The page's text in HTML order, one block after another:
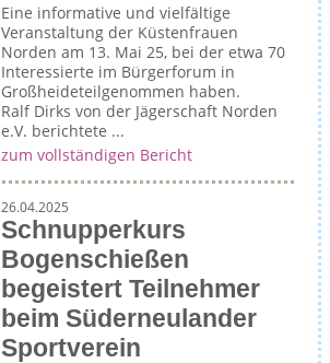
Eine informative und vielfältige
Veranstaltung der Küstenfrauen
Norden am 13. Mai 25, bei der etwa 70
Interessierte im Bürgerforum in
Großheideteilgenommen haben.
Ralf Dirks von der Jägerschaft Norden
e.V. berichtete ...
zum vollständigen Bericht
26.04.2025
Schnupperkurs
Bogenschießen
begeistert Teilnehmer
beim Süderneulander
Sportverein